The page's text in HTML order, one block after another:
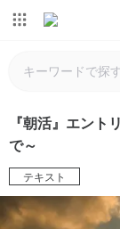
『朝活』エン
で～
テキスト